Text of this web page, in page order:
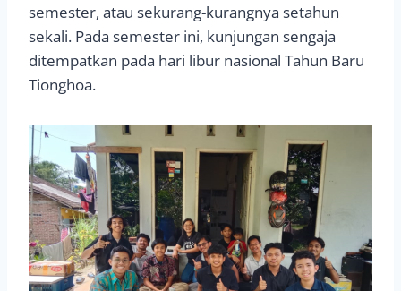
semester, atau sekurang-kurangnya setahun
sekali. Pada semester ini, kunjungan sengaja
ditempatkan pada hari libur nasional Tahun Baru
Tionghoa.